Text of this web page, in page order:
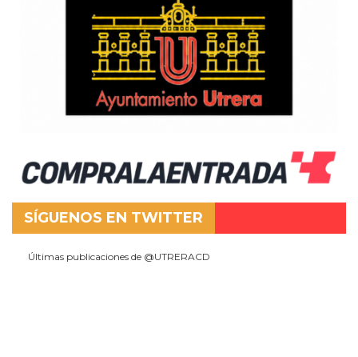
SÍGUENOS EN TWITTER
Últimas publicaciones de @UTRERACD